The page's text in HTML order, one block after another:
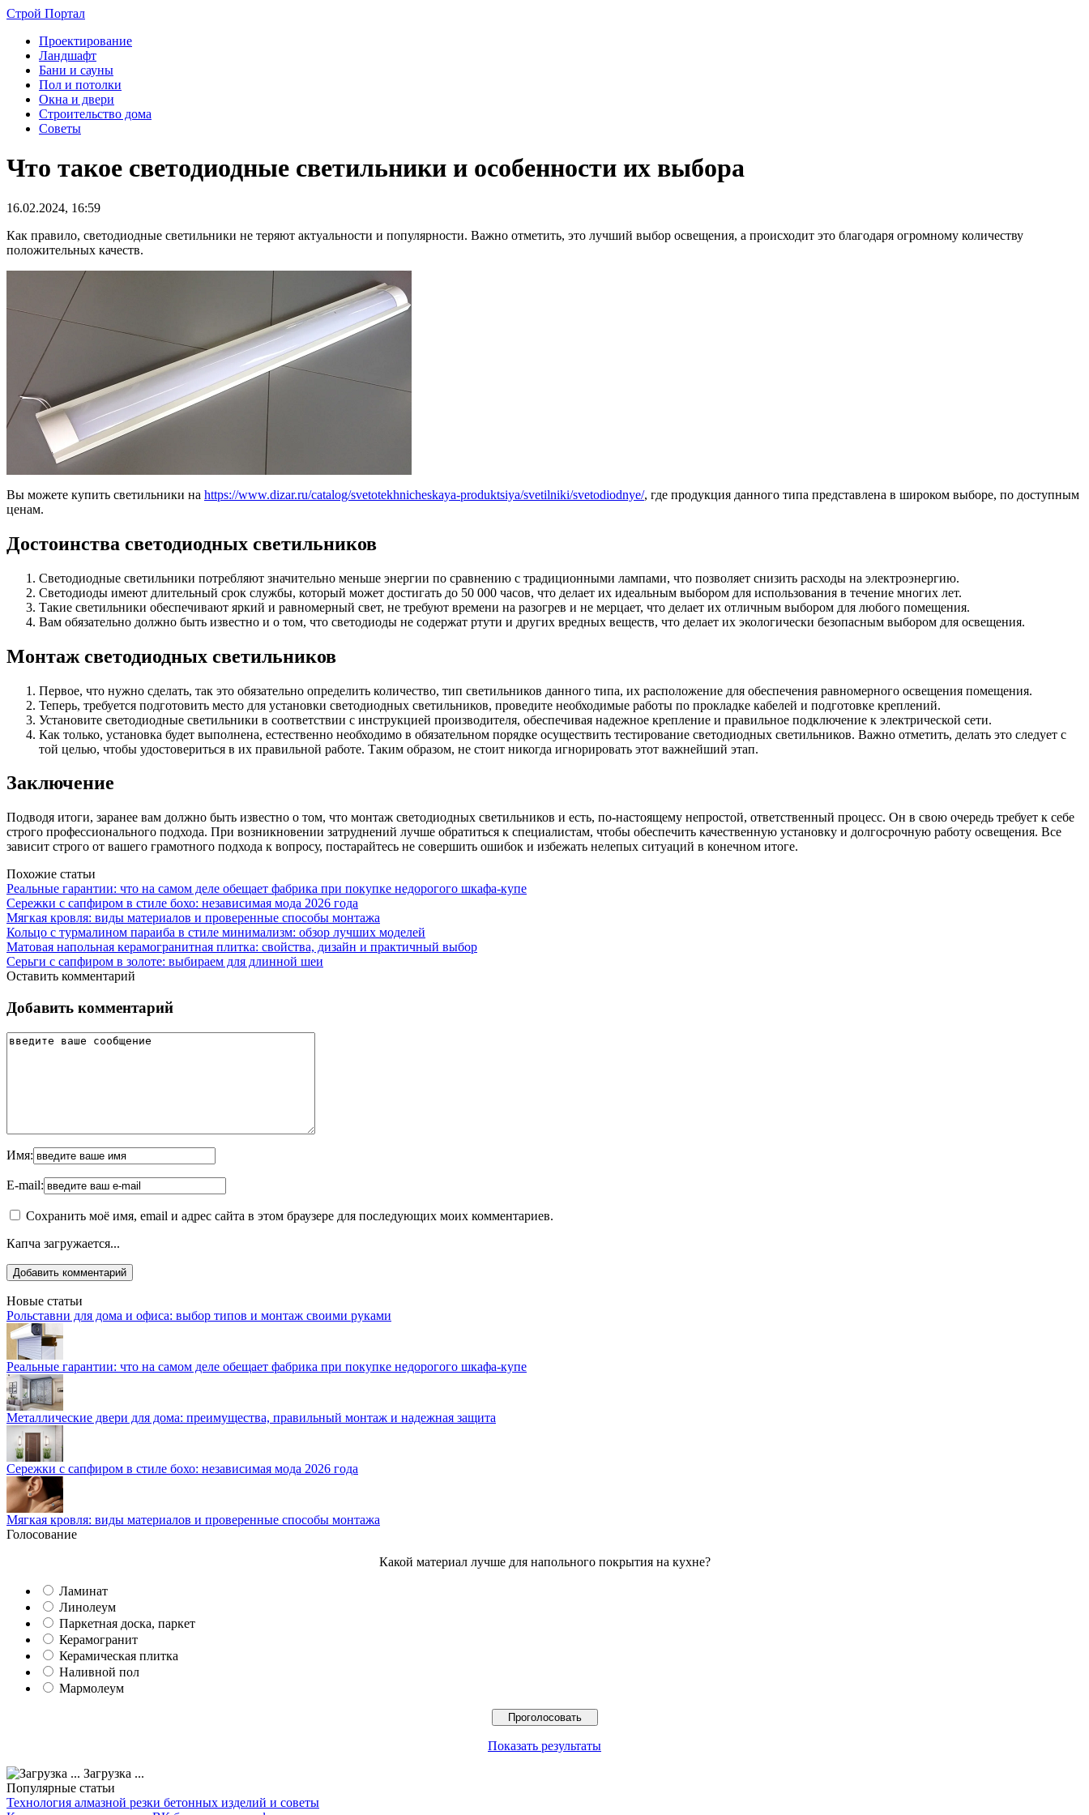
Строй Портал
Проектирование
Ландшафт
Бани и сауны
Пол и потолки
Окна и двери
Строительство дома
Советы
Что такое светодиодные светильники и особенности их выбора
16.02.2024, 16:59
Как правило, светодиодные светильники не теряют актуальности и популярности. Важно отметить, это лучший выбор освещения, а происходит это благодаря огромному количеству
положительных качеств.
Вы можете купить светильники на https://www.dizar.ru/catalog/svetotekhnicheskaya-produktsiya/svetilniki/svetodiodnye/, где продукция данного типа представлена в широком выборе, по доступным
ценам.
Достоинства светодиодных светильников
Светодиодные светильники потребляют значительно меньше энергии по сравнению с традиционными лампами, что позволяет снизить расходы на электроэнергию.
Светодиоды имеют длительный срок службы, который может достигать до 50 000 часов, что делает их идеальным выбором для использования в течение многих лет.
Такие светильники обеспечивают яркий и равномерный свет, не требуют времени на разогрев и не мерцает, что делает их отличным выбором для любого помещения.
Вам обязательно должно быть известно и о том, что светодиоды не содержат ртути и других вредных веществ, что делает их экологически безопасным выбором для освещения.
Монтаж светодиодных светильников
Первое, что нужно сделать, так это обязательно определить количество, тип светильников данного типа, их расположение для обеспечения равномерного освещения помещения.
Теперь, требуется подготовить место для установки светодиодных светильников, проведите необходимые работы по прокладке кабелей и подготовке креплений.
Установите светодиодные светильники в соответствии с инструкцией производителя, обеспечивая надежное крепление и правильное подключение к электрической сети.
Как только, установка будет выполнена, естественно необходимо в обязательном порядке осуществить тестирование светодиодных светильников. Важно отметить, делать это следует с
той целью, чтобы удостовериться в их правильной работе. Таким образом, не стоит никогда игнорировать этот важнейший этап.
Заключение
Подводя итоги, заранее вам должно быть известно о том, что монтаж светодиодных светильников и есть, по-настоящему непростой, ответственный процесс. Он в свою очередь требует к себе
строго профессионального подхода. При возникновении затруднений лучше обратиться к специалистам, чтобы обеспечить качественную установку и долгосрочную работу освещения. Все
зависит строго от вашего грамотного подхода к вопросу, постарайтесь не совершить ошибок и избежать нелепых ситуаций в конечном итоге.
Похожие статьи
Реальные гарантии: что на самом деле обещает фабрика при покупке недорогого шкафа-купе
Сережки с сапфиром в стиле бохо: независимая мода 2026 года
Мягкая кровля: виды материалов и проверенные способы монтажа
Кольцо с турмалином параиба в стиле минимализм: обзор лучших моделей
Матовая напольная керамогранитная плитка: свойства, дизайн и практичный выбор
Серьги с сапфиром в золоте: выбираем для длинной шеи
Оставить комментарий
Добавить комментарий
Имя:
E-mail:
Сохранить моё имя, email и адрес сайта в этом браузере для последующих моих комментариев.
Капча загружается...
Новые статьи
Рольставни для дома и офиса: выбор типов и монтаж своими руками
Реальные гарантии: что на самом деле обещает фабрика при покупке недорогого шкафа-купе
Металлические двери для дома: преимущества, правильный монтаж и надежная защита
Сережки с сапфиром в стиле бохо: независимая мода 2026 года
Мягкая кровля: виды материалов и проверенные способы монтажа
Голосование
Какой материал лучше для напольного покрытия на кухне?
Ламинат
Линолеум
Паркетная доска, паркет
Керамогранит
Керамическая плитка
Наливной пол
Мармолеум
Показать результаты
Загрузка ...
Популярные статьи
Технология алмазной резки бетонных изделий и советы